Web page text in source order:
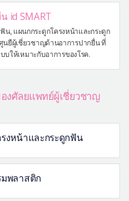
id SMART
, แผนกกระดูกโครงหน้าและกระดูก
ยืผู้เชี่ยวชาญด้านอาการปากยื่น ที่
ให้เหมาะกับอาการของโรค.
งศัลยแพทย์ผู้เชี่ยวชาญ
งหน้าและกระดูกฟัน
พลาสติก